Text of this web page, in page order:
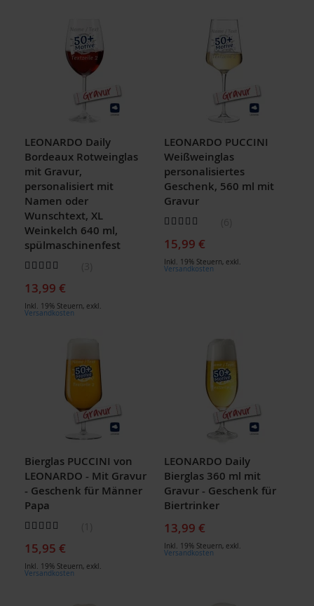
LEONARDO Daily
Bordeaux Rotweinglas
mit Gravur,
personalisiert mit
Namen oder
Wunschtext, XL
Weinkelch 640 ml,
spülmaschinenfest
Bewertung:
13,99 €
Inkl. 19% Steuern, exkl.
Versandkosten
LEONARDO PUCCINI
Weißweinglas
personalisiertes
Geschenk, 560 ml mit
Gravur
Bewertung:
15,99 €
Inkl. 19% Steuern, exkl.
Versandkosten
Bierglas PUCCINI von
LEONARDO - Mit Gravur
- Geschenk für Männer
Papa
Bewertung:
15,95 €
Inkl. 19% Steuern, exkl.
Versandkosten
LEONARDO Daily
Bierglas 360 ml mit
Gravur - Geschenk für
Biertrinker
13,99 €
Inkl. 19% Steuern, exkl.
Versandkosten